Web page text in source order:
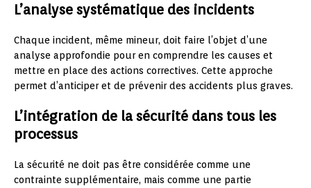
L’analyse systématique des incidents
Chaque incident, même mineur, doit faire l’objet d’une
analyse approfondie pour en comprendre les causes et
mettre en place des actions correctives. Cette approche
permet d’anticiper et de prévenir des accidents plus graves.
L’intégration de la sécurité dans tous les
processus
La sécurité ne doit pas être considérée comme une
contrainte supplémentaire, mais comme une partie